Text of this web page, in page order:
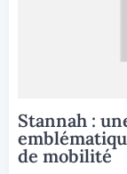
Stannah :
de mobilité